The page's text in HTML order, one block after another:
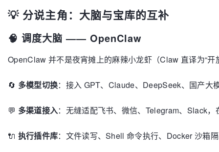
💡 分说主角：大脑与宝库的互补
🧠 调度大脑 —— OpenClaw
OpenClaw 并不是夜宵摊上的麻辣小龙虾（Claw 直译为“
🔄 多模型切换：接入 GPT、Claude、DeepSeek、国产大
💬 多渠道接入：无缝适配飞书、微信、Telegram、Slack
🔌 执行插件库：文件读写、Shell 命令执行、Docker 沙箱